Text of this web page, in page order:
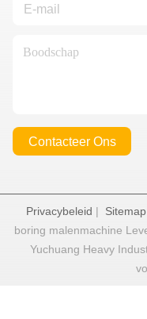
Contacteer Ons
Privacybeleid | Sitemap
boring malenmachine
Yuchuang Heavy